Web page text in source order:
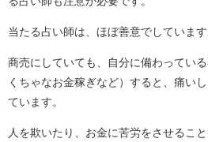
当たる占い師は、ほぼ善意でしています
商売にしていても、自分に備わってい
くちゃなお金稼ぎなど）すると、痛い
ています。
人を欺いたり、お金に苦労をさせるこ